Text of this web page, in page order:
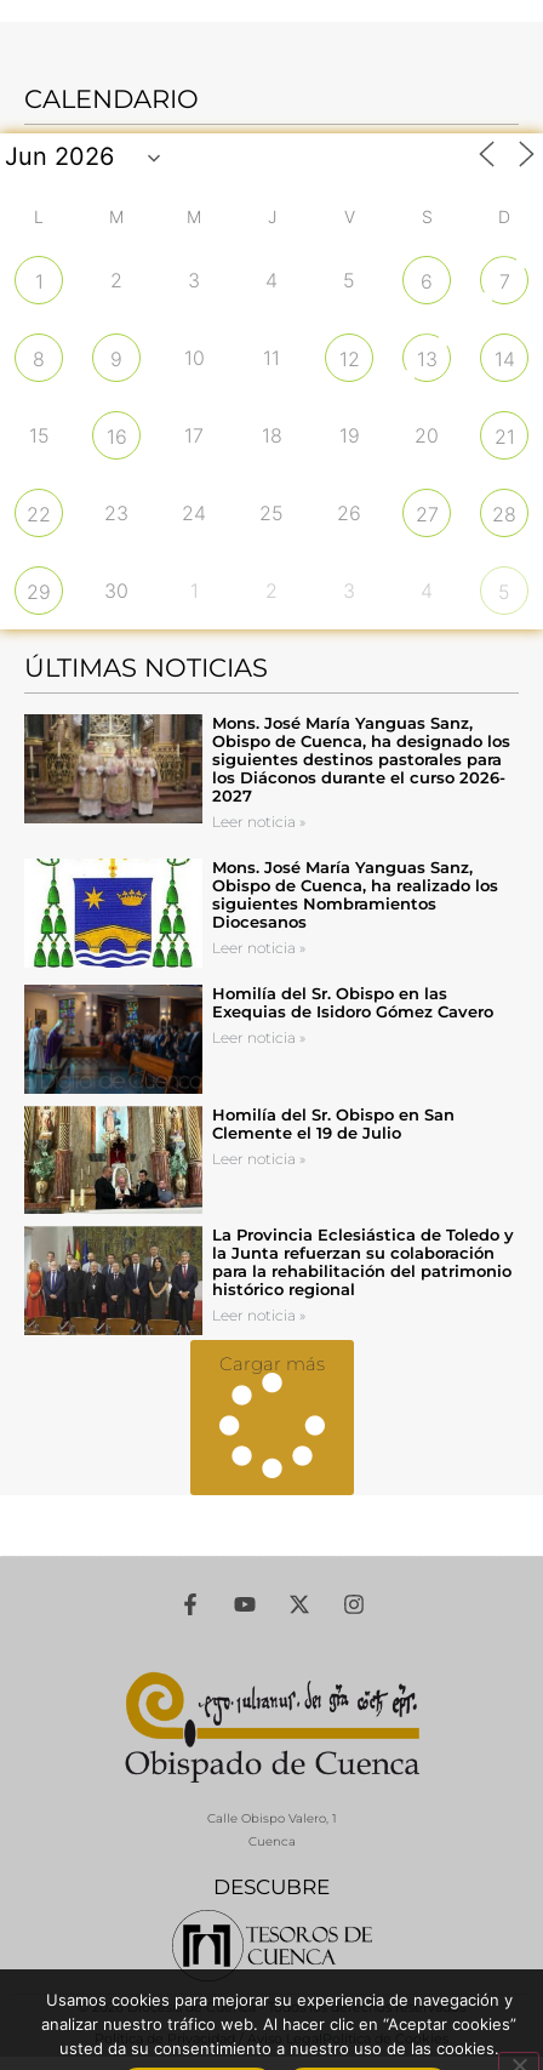
CALENDARIO
L M M J V S D
1 2 3 4 5 6 7
8 9 10 11 12 13 14
15 16 17 18 19 20 21
22 23 24 25 26 27 28
29 30 1 2 3 4 5
ÚLTIMAS NOTICIAS
Mons. José María Yanguas Sanz,
Obispo de Cuenca, ha designado los
siguientes destinos pastorales para
los Diáconos durante el curso 2026-
2027
Leer noticia »
Mons. José María Yanguas Sanz,
Obispo de Cuenca, ha realizado los
siguientes Nombramientos
Diocesanos
Leer noticia »
Homilía del Sr. Obispo en las
Exequias de Isidoro Gómez Cavero
Leer noticia »
Homilía del Sr. Obispo en San
Clemente el 19 de Julio
Leer noticia »
La Provincia Eclesiástica de Toledo y
la Junta refuerzan su colaboración
para la rehabilitación del patrimonio
histórico regional
Leer noticia »
Cargar más
DESCUBRE
Calle Obispo Valero, 1
Cuenca
© 2026 Diócesis de Cuenca - Todos los derechos reservados
Política de Cookies
Usamos cookies para mejorar su experiencia de navegación y
analizar nuestro tráfico web. Al hacer clic en “Aceptar cookies”
usted da su consentimiento a nuestro uso de las cookies.